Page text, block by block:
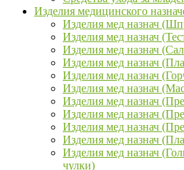
Изделия медицинского
Изделия мед назнач
Изделия мед назнач
Изделия мед назнач
Изделия мед назнач
Изделия мед назнач
Изделия мед назнач
Изделия мед назнач
Изделия мед назнач
Изделия мед назнач
Изделия мед назнач
Изделия мед назнач
чулки)